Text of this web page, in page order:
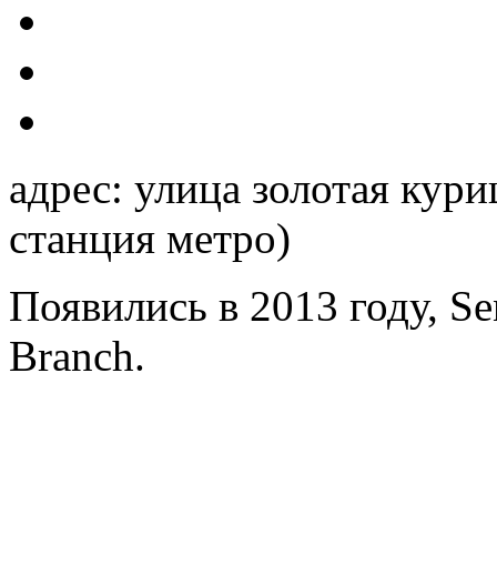
адрес: улица золотая
станция метро)
Появились в 2013 году,
Branch.